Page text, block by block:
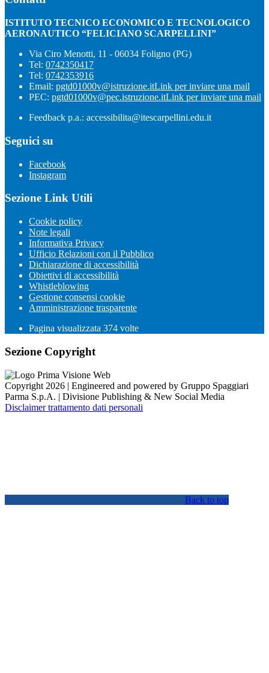
ISTITUTO TECNICO ECONOMICO E TECNOLOGICO
AERONAUTICO “FELICIANO SCARPELLINI”
Via Ciro Menotti, 11 - 06034 Foligno (PG)
Tel: 0742350417
Tel: 0742353916
Email: pgtd01000v@istruzione.itLink per inviare una mail
PEC: pgtd01000v@pec.istruzione.itLink per inviare una mail
Feedback p.a.: accessibilita@itescarpellini.edu.it
Seguici su
Facebook
Instagram
Sezione Link Utili
Cookie policy
Note legali
Informativa Privacy
Ufficio Relazioni con il Pubblico
Dichiarazione di accessibilità
Obiettivi di accessibilità
Whistleblowing
Gestione consensi cookie
Amministrazione trasparente
Pagina visualizzata 374 volte
Sezione Copyright
Copyright 2026 | Engineered and powered by Gruppo Spaggiari
Parma S.p.A. | Divisione Publishing & New Social Media
Disclaimer trattamento dati personali
Back to top